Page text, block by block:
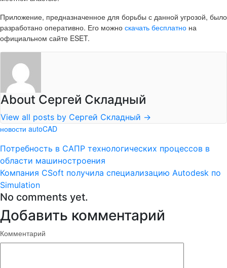
Приложение, предназначенное для борьбы с данной угрозой, было
разработано оперативно. Его можно скачать бесплатно на
официальном сайте ESET.
About Сергей Складный
View all posts by Сергей Складный →
новости autoCAD
Потребность в САПР технологических процессов в
области машиностроения
Компания CSoft получила специализацию Autodesk по
Simulation
No comments yet.
Добавить комментарий
Комментарий